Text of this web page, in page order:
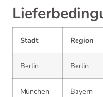
Stadt Region
Berlin Berlin
München Bayern